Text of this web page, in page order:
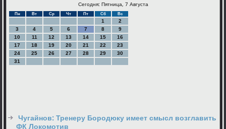
Сегодня: Пятница, 7 Августа
Пн Вт Ср Чт Пт Сб Вс
1
2
3
4 5 6 7 8
9
10
11 12 13 14 15
16
17
18 19 20 21 22
23
24
25 26 27 28 29
30
31
Чугайнов: Тренеру Бородюку имеет смысл возглавить